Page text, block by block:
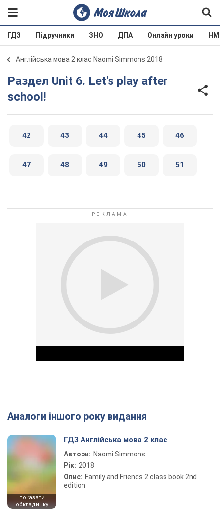
ГДЗ Підручники ЗНО ДПА Онлайн уроки
Англійська мова 2 клас Naomi Simmons 2018
Раздел Unit 6. Let's play after
school!
42 43 44 45 46
47 48 49 50 51
Play Video
Аналоги іншого року видання
показати
обкладинку
ГДЗ Англійська мова 2 клас
Автори: Naomi Simmons
Рік: 2018
Опис: Family and Friends 2 class book 2nd
edition